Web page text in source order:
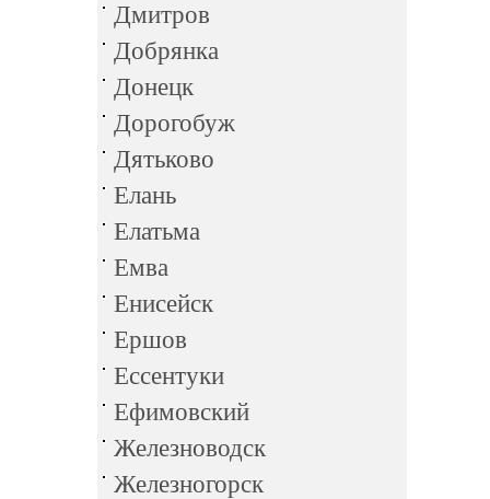
Дмитров
Добрянка
Донецк
Дорогобуж
Дятьково
Елань
Елатьма
Емва
Енисейск
Ершов
Ессентуки
Ефимовский
Железноводск
Железногорск